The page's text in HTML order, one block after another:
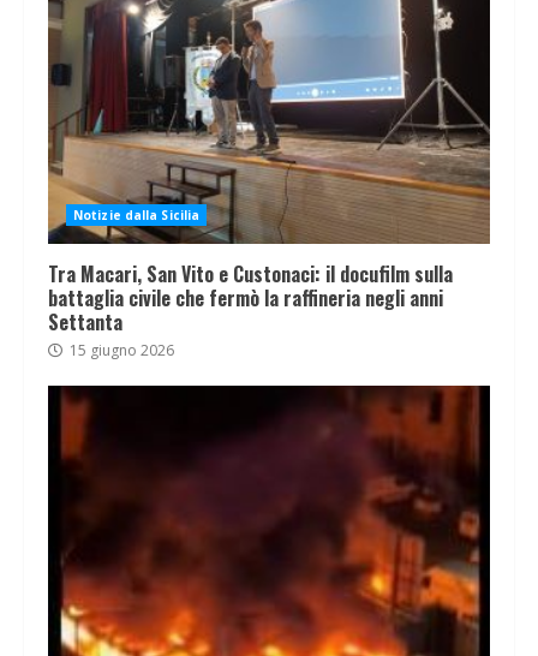
Notizie dalla Sicilia
Tra Macari, San Vito e Custonaci: il docufilm sulla
battaglia civile che fermò la raffineria negli anni
Settanta
15 giugno 2026